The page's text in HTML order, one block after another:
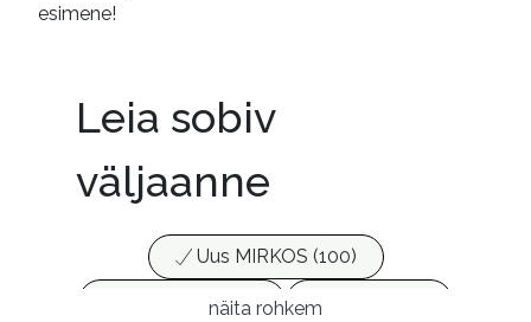
esimene!
Leia sobiv
väljaanne
Uus MIRKOS (100)
Populaarsed (25)
Ajakirjad (17)
näita rohkem